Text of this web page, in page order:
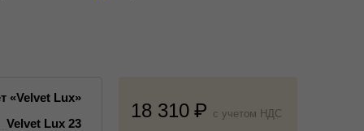
18 310 c учетом НДС
«Velvet Lux»
Velvet Lux 23